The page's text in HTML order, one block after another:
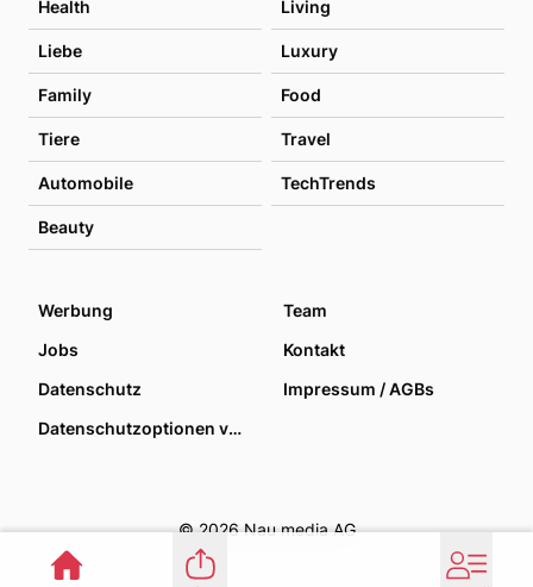
Health Living
Liebe Luxury
Family Food
Tiere Travel
Automobile TechTrends
Beauty
Werbung
Team
Jobs
Kontakt
Datenschutz
Impressum / AGBs
Datenschutzoptionen verwalten
© 2026 Nau media AG